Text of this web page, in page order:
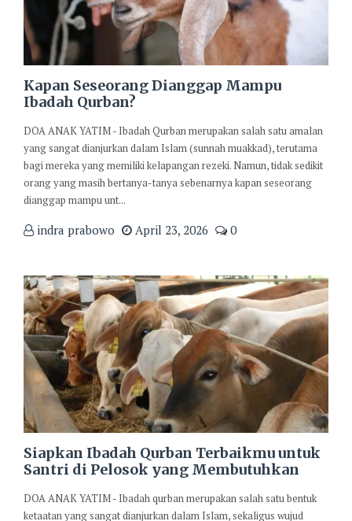
Kapan Seseorang Dianggap Mampu
Ibadah Qurban?
DOA ANAK YATIM - Ibadah Qurban merupakan salah satu amalan
yang sangat dianjurkan dalam Islam (sunnah muakkad), terutama
bagi mereka yang memiliki kelapangan rezeki. Namun, tidak sedikit
orang yang masih bertanya-tanya sebenarnya kapan seseorang
dianggap mampu unt...
indra prabowo April 23, 2026 0
Siapkan Ibadah Qurban Terbaikmu untuk
Santri di Pelosok yang Membutuhkan
DOA ANAK YATIM - Ibadah qurban merupakan salah satu bentuk
ketaatan yang sangat dianjurkan dalam Islam, sekaligus wujud